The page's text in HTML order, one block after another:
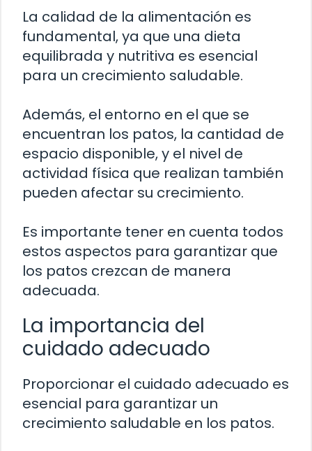
La calidad de la alimentación es
fundamental, ya que una dieta
equilibrada y nutritiva es esencial
para un crecimiento saludable.
Además, el entorno en el que se
encuentran los patos, la cantidad de
espacio disponible, y el nivel de
actividad física que realizan también
pueden afectar su crecimiento.
Es importante tener en cuenta todos
estos aspectos para garantizar que
los patos crezcan de manera
adecuada.
La importancia del
cuidado adecuado
Proporcionar el cuidado adecuado es
esencial para garantizar un
crecimiento saludable en los patos.